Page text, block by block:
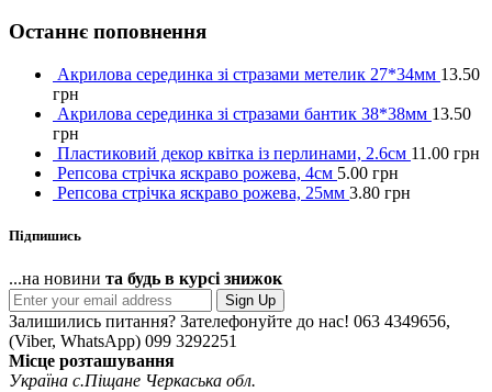
Останнє поповнення
Акрилова серединка зі стразами метелик 27*34мм 13.50
грн
Акрилова серединка зі стразами бантик 38*38мм 13.50
грн
Пластиковий декор квітка із перлинами, 2.6см 11.00 грн
Репсова стрічка яскраво рожева, 4см 5.00 грн
Репсова стрічка яскраво рожева, 25мм 3.80 грн
Підпишись
...на новини та будь в курсі знижок
Sign Up
Залишились питання? Зателефонуйте до нас! 063 4349656,
(Viber, WhatsApp) 099 3292251
Місце розташування
Україна с.Піщане Черкаська обл.